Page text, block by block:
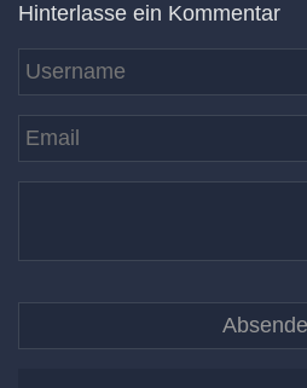
Hinterlasse ein Kommentar